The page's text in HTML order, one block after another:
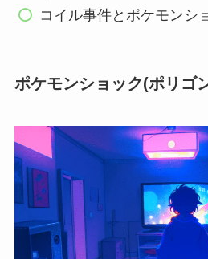
コイル事件とポケモンシ
ポケモンショック(ポリゴ